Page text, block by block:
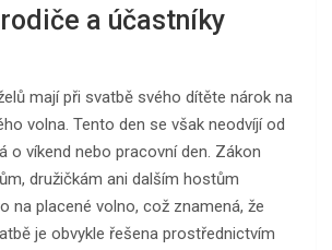
a účastníky
mají při svatbě svého dítěte nárok na
volna. Tento den se však neodvíjí od
o víkend nebo pracovní den. Zákon
družičkám ani dalším hostům
na placené volno, což znamená, že
je obvykle řešena prostřednictvím